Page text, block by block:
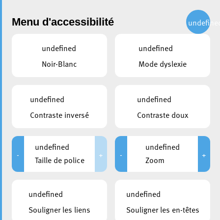
Administration
d’Esch – Remise des diplômes
7 juillet 2025
Menu d'accessibilité
undefined
Noir-Blanc
undefined
Mode dyslexie
undefined
Contraste inversé
undefined
Contraste doux
-
undefined
Taille de police
+ -
undefined
Zoom
+
undefined
Souligner les liens
undefined
Souligner les en-têtes